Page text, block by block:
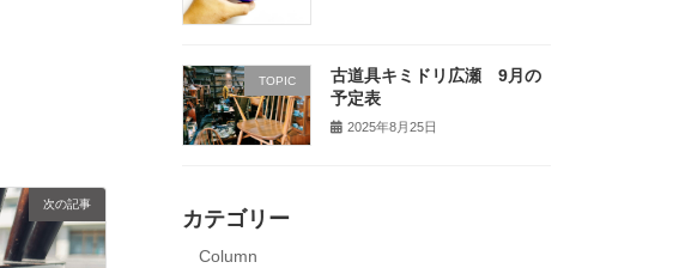
次の記事
TOPIC
古道具キミドリ広瀬 9月の
予定表
2025年8月25日
カテゴリー
Column